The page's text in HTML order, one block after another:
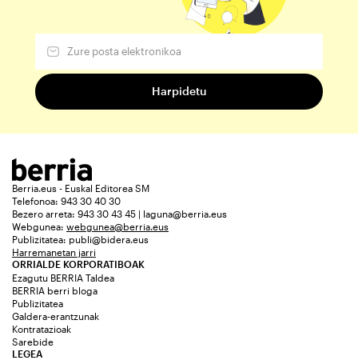
Berria.eus - Euskal Editorea SM
Telefonoa: 943 30 40 30
Bezero arreta: 943 30 43 45 | laguna@berria.eus
Webgunea: webgunea@berria.eus
Publizitatea: publi@bidera.eus
Harremanetan jarri
ORRIALDE KORPORATIBOAK
Ezagutu BERRIA Taldea
BERRIA berri bloga
Publizitatea
Galdera-erantzunak
Kontratazioak
Sarebide
LEGEA